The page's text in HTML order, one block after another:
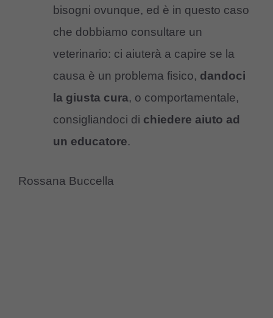
bisogni ovunque, ed è in questo caso
che dobbiamo consultare un
veterinario: ci aiuterà a capire se la
causa è un problema fisico, dandoci
la giusta cura, o comportamentale,
consigliandoci di chiedere aiuto ad
un educatore.
Rossana Buccella